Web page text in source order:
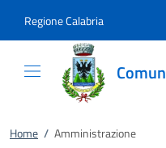
Regione Calabria
Home / Amministrazione